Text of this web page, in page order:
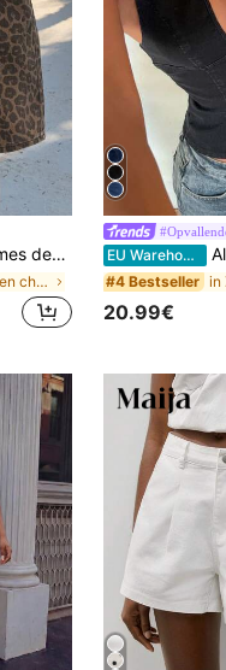
recht model, knielengte
in Bescheiden chic Vrouwen Denim
EU Warehouse Aloruh
#4 Bestseller
20.99€